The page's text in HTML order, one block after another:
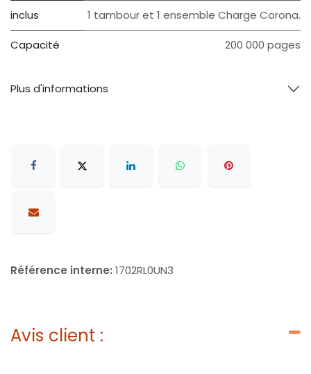
inclus 1 tambour et 1 ensemble Charge Corona.
Capacité 200 000 pages
Plus d'informations
Référence interne: 1702RL0UN3
Avis client :